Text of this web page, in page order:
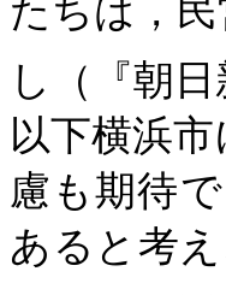
たちは，
し（『朝日
以下横浜
慮も期待
あると考